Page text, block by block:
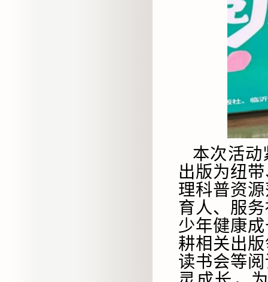
本次活
出版为纽
理科普资
育人、服
少年健康
耕相关出
读书会等